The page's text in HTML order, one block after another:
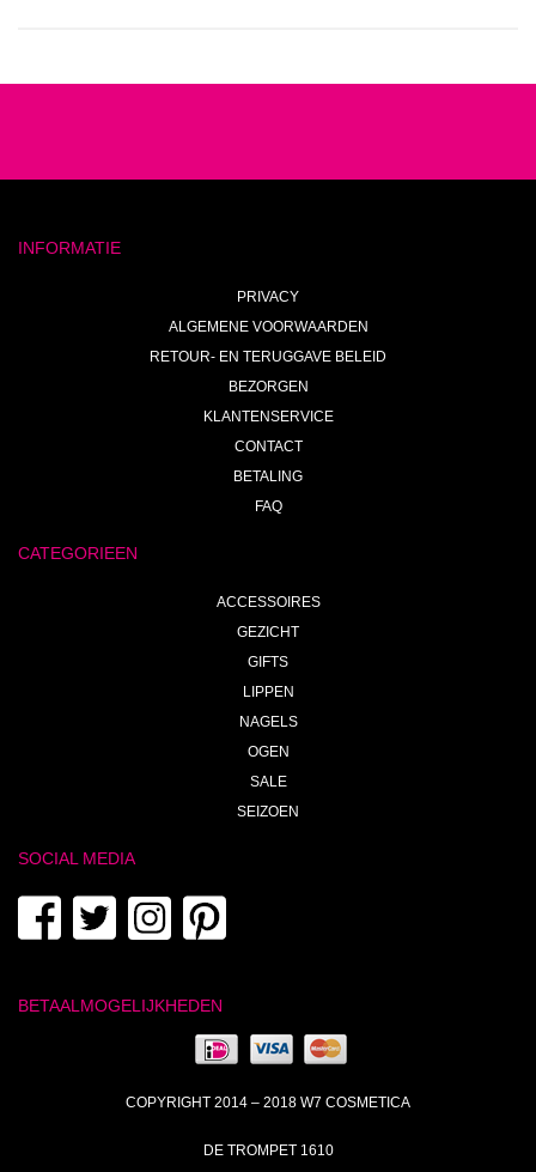
INFORMATIE
PRIVACY
ALGEMENE VOORWAARDEN
RETOUR- EN TERUGGAVE BELEID
BEZORGEN
KLANTENSERVICE
CONTACT
BETALING
FAQ
CATEGORIEEN
ACCESSOIRES
GEZICHT
GIFTS
LIPPEN
NAGELS
OGEN
SALE
SEIZOEN
SOCIAL MEDIA
BETAALMOGELIJKHEDEN
COPYRIGHT 2014 – 2018 W7 COSMETICA
DE TROMPET 1610